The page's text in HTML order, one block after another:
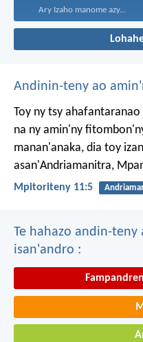
Ary Izaho manome azy...
Andinin-teny ao
Toy ny tsy
na ny amin'ny
manan'anaka, dia toy
asan'Andriamanitra,
Mpitoriteny 11:5
Te hahazo andin-
isan'andro :